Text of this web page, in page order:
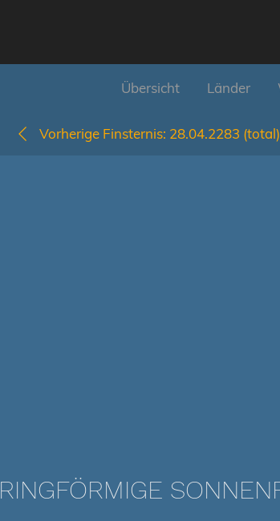
Übersicht Länder
Vorherige Finsternis: 28.04.2283 (total)
RINGFÖRMIGE